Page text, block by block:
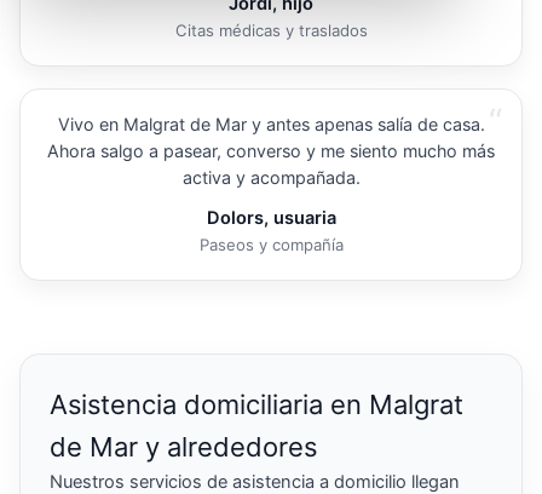
Citas médicas y traslados
“
Vivo en Malgrat de Mar y antes apenas salía de casa.
Ahora salgo a pasear, converso y me siento mucho más
activa y acompañada.
Dolors, usuaria
Paseos y compañía
Asistencia domiciliaria en Malgrat
de Mar y alrededores
Nuestros servicios de asistencia a domicilio llegan